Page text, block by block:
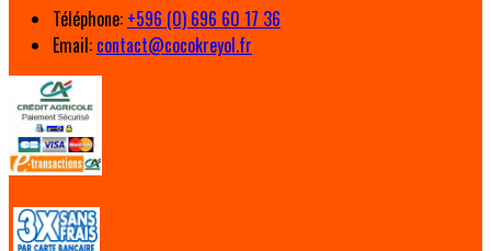
Téléphone: +596 (0) 696 60 17 36
Email: contact@cocokreyol.fr